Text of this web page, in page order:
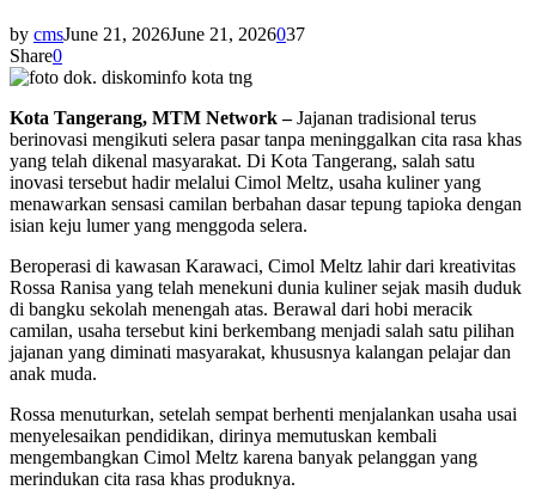
by cmsJune 21, 2026June 21, 2026037
Share0
Kota Tangerang, MTM Network –Jajanan tradisional terus
berinovasi mengikuti selera pasar tanpa meninggalkan cita rasa khas
yang telah dikenal masyarakat. Di Kota Tangerang, salah satu
inovasi tersebut hadir melalui Cimol Meltz, usaha kuliner yang
menawarkan sensasi camilan berbahan dasar tepung tapioka dengan
isian keju lumer yang menggoda selera.
Beroperasi di kawasan Karawaci, Cimol Meltz lahir dari kreativitas
Rossa Ranisa yang telah menekuni dunia kuliner sejak masih duduk
di bangku sekolah menengah atas. Berawal dari hobi meracik
camilan, usaha tersebut kini berkembang menjadi salah satu pilihan
jajanan yang diminati masyarakat, khususnya kalangan pelajar dan
anak muda.
Rossa menuturkan, setelah sempat berhenti menjalankan usaha usai
menyelesaikan pendidikan, dirinya memutuskan kembali
mengembangkan Cimol Meltz karena banyak pelanggan yang
merindukan cita rasa khas produknya.